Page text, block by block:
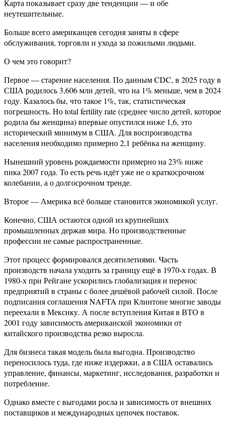
Карта показывает сразу две тенденции — и обе
неутешительные.
Больше всего американцев сегодня заняты в сфере
обслуживания, торговли и ухода за пожилыми людьми.
О чем это говорит?
Первое — старение населения. По данным CDC, в 2025 году в
США родилось 3,606 млн детей, что на 1% меньше, чем в 2024
году. Казалось бы, что такое 1%, так, статистическая
погрешность. Но total fertility rate (среднее число детей, которое
родила бы женщина) впервые опустился ниже 1,6, это
исторический минимум в США. Для воспроизводства
населения необходимо примерно 2,1 ребёнка на женщину.
Нынешний уровень рождаемости примерно на 23% ниже
пика 2007 года. То есть речь идёт уже не о краткосрочном
колебании, а о долгосрочном тренде.
Второе — Америка всё больше становится экономикой услуг.
Конечно, США остаются одной из крупнейших
промышленных держав мира. Но производственные
профессии не самые распространенные.
Этот процесс формировался десятилетиями. Часть
производств начала уходить за границу ещё в 1970-х годах. В
1980-х при Рейгане ускорились глобализация и перенос
предприятий в страны с более дешёвой рабочей силой. После
подписания соглашения NAFTA при Клинтоне многие заводы
переехали в Мексику. А после вступления Китая в ВТО в
2001 году зависимость американской экономики от
китайского производства резко выросла.
Для бизнеса такая модель была выгодна. Производство
переносилось туда, где ниже издержки, а в США оставались
управление, финансы, маркетинг, исследования, разработки и
потребление.
Однако вместе с выгодами росла и зависимость от внешних
поставщиков и международных цепочек поставок.